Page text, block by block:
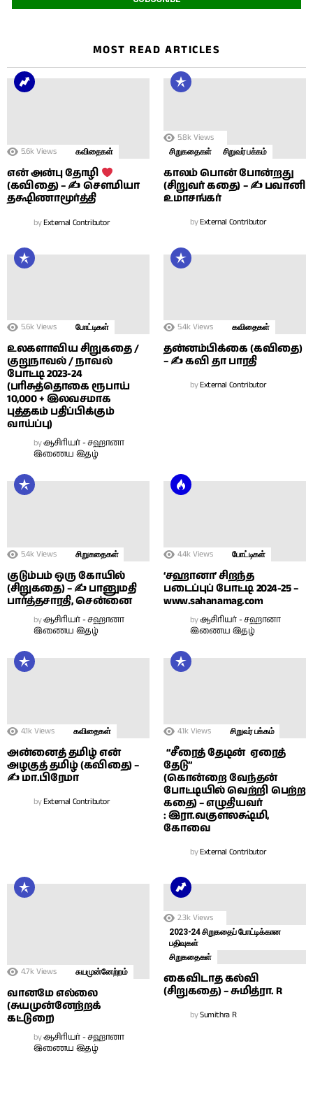
MOST READ ARTICLES
5.6k Views கவிதைகள்
என் அன்பு தோழி
(கவிதை) – ✍ சௌமியா
தக்ஷிணாமூர்த்தி
byExternal Contributor
5.8k Views
சிறுகதைகள் சிறுவர் பக்கம்
காலம் பொன் போன்றது
(சிறுவர் கதை) – ✍ பவானி
உமாசங்கர்
byExternal Contributor
5.6k Views போட்டிகள்
உலகளாவிய சிறுகதை /
குறுநாவல் / நாவல்
போட்டி 2023-24
(பரிசுத்தொகை ரூபாய்
10,000 + இலவசமாக
புத்தகம் பதிப்பிக்கும்
வாய்ப்பு)
byஆசிரியர் - சஹானா
இணைய இதழ்
5.4k Views கவிதைகள்
தன்னம்பிக்கை (கவிதை)
– ✍ கவி தா பாரதி
byExternal Contributor
5.4k Views சிறுகதைகள்
குடும்பம் ஒரு கோயில்
(சிறுகதை) – ✍ பானுமதி
பார்த்தசாரதி, சென்னை
byஆசிரியர் - சஹானா
இணைய இதழ்
4.4k Views போட்டிகள்
‘சஹானா’ சிறந்த
படைப்புப் போட்டி 2024-25 –
www.sahanamag.com
byஆசிரியர் - சஹானா
இணைய இதழ்
4.1k Views கவிதைகள்
அன்னைத் தமிழ் என்
அழகுத் தமிழ் (கவிதை) –
✍ மா.பிரேமா
byExternal Contributor
4.1k Views சிறுவர் பக்கம்
“சீரைத் தேடின் ஏரைத்
தேடு”
(கொன்றை வேந்தன்
போட்டியில் வெற்றி பெற்ற
கதை) – எழுதியவர்
: இரா.வகுளலக்ஷ்மி,
கோவை
byExternal Contributor
4.7k Views சுயமுன்னேற்றம்
வானமே எல்லை
(சுயமுன்னேற்றக்
கட்டுரை)
byஆசிரியர் - சஹானா
இணைய இதழ்
2.3k Views
2023-24 சிறுகதைப் போட்டிக்கான
பதிவுகள்
சிறுகதைகள்
கைவிடாத கல்வி
(சிறுகதை) – சுமித்ரா. R
bySumithra R